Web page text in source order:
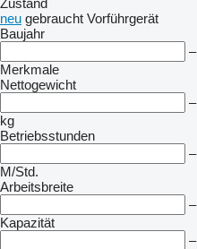
Zustand
neu gebraucht Vorführgerät
Baujahr
–
Merkmale
Nettogewicht
–
kg
Betriebsstunden
–
M/Std.
Arbeitsbreite
–
Kapazität
–